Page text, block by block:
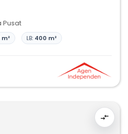
Pusat
m² LB: 400 m²